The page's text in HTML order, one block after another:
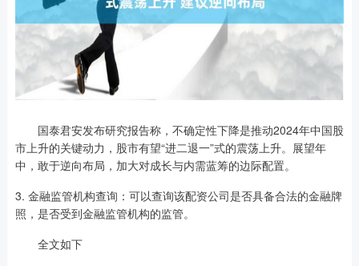
国泰君安发布研究报告称，不确定性下降是推动2024年中国股
市上升的关键动力，股市有望“进二退一”式的震荡上升。展望年
中，敢于逆向布局，加大对成长与内需蓝筹的边际配置。
3. 金融监管机构查询：可以查询该配资公司是否具备合法的金融牌
照，是否受到金融监管机构的监管。
全文如下